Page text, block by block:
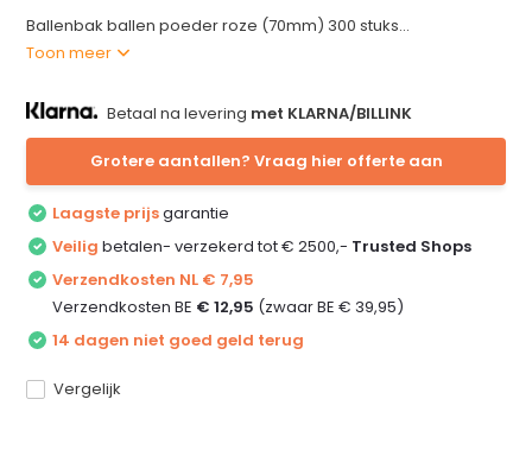
Ballenbak ballen poeder roze (70mm) 300 stuks...
Toon meer
Betaal na levering met KLARNA/BILLINK
Grotere aantallen? Vraag hier offerte aan
Laagste prijsgarantie
Veilig betalen- verzekerd tot € 2500,- Trusted Shops
Verzendkosten NL € 7,95
Verzendkosten BE € 12,95 (zwaar BE € 39,95)
14 dagen niet goed geld terug
Vergelijk